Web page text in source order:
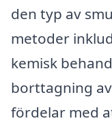
den typ av
metoder
kemisk
borttagning
fördelar med